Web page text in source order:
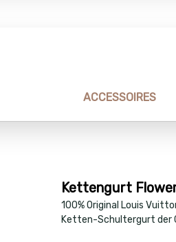
ACCESSOIRES
Kettengurt
100% Original Louis
Ketten-Schultergurt der